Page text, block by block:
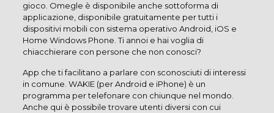
gioco. Omegle è disponibile anche sottoforma di
applicazione, disponibile gratuitamente per tutti i
dispositivi mobili con sistema operativo Android, iOS e
Home Windows Phone. Ti annoi e hai voglia di
chiacchierare con persone che non conosci?
App che ti facilitano a parlare con sconosciuti di interessi
in comune. WAKIE (per Android e iPhone) è un
programma per telefonare con chiunque nel mondo.
Anche qui è possibile trovare utenti diversi con cui